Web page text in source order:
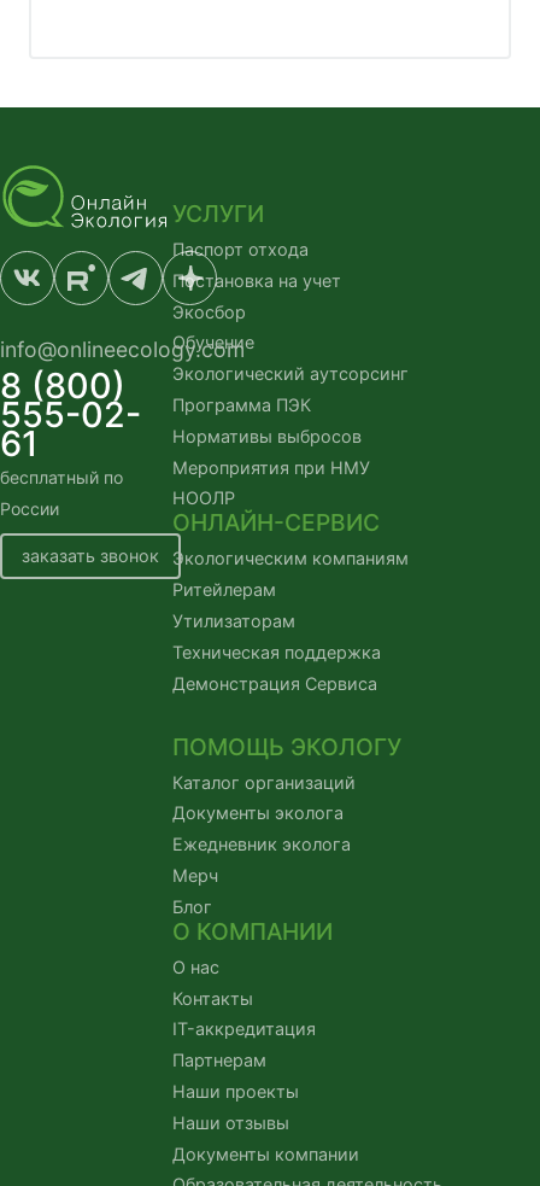
info@onlineecology.com
8 (800)
555-02-
61
бесплатный по
России
заказать звонок
УСЛУГИ
Паспорт отхода
Постановка на учет
Экосбор
Обучение
Экологический аутсорсинг
Программа ПЭК
Нормативы выбросов
Мероприятия при НМУ
НООЛР
ОНЛАЙН-СЕРВИС
Экологическим компаниям
Ритейлерам
Утилизаторам
Техническая поддержка
Демонстрация Сервиса
ПОМОЩЬ ЭКОЛОГУ
Каталог организаций
Документы эколога
Ежедневник эколога
Мерч
Блог
О КОМПАНИИ
О нас
Контакты
IT-аккредитация
Партнерам
Наши проекты
Наши отзывы
Документы компании